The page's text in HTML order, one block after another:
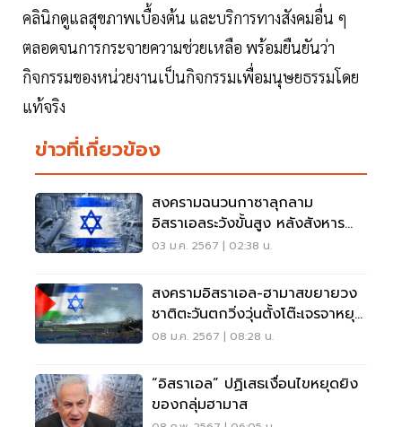
คลินิกดูแลสุขภาพเบื้องต้น และบริการทางสังคมอื่น ๆ
ตลอดจนการกระจายความช่วยเหลือ พร้อมยืนยันว่า
กิจกรรมของหน่วยงานเป็นกิจกรรมเพื่อมนุษยธรรมโดย
แท้จริง
ข่าวที่เกี่ยวข้อง
สงครามฉนวนกาซาลุกลาม
อิสราเอลระวังขั้นสูง หลังสังหาร
ผู้นำฮามาส
03 ม.ค. 2567 | 02:38 น.
สงครามอิสราเอล-ฮามาสขยายวง
ชาติตะวันตกวิ่งวุ่นตั้งโต๊ะเจรจาหยุด
ยิง
08 ม.ค. 2567 | 08:28 น.
“อิสราเอล” ปฏิเสธเงื่อนไขหยุดยิง
ของกลุ่มฮามาส